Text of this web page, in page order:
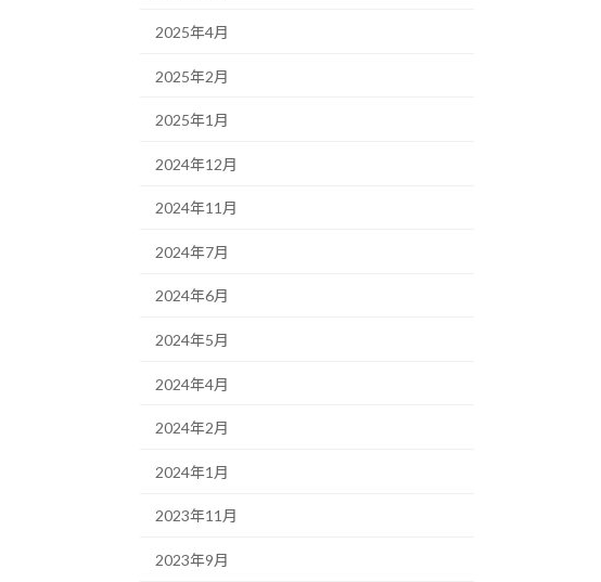
2025年4月
2025年2月
2025年1月
2024年12月
2024年11月
2024年7月
2024年6月
2024年5月
2024年4月
2024年2月
2024年1月
2023年11月
2023年9月